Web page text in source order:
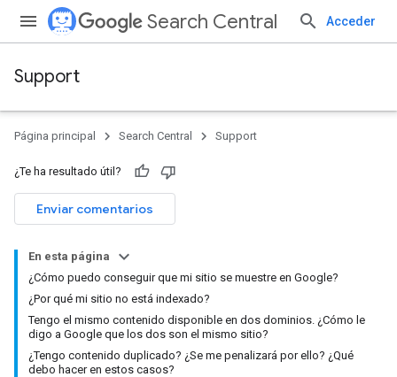
Search Central Acceder
Support
Página principal Search Central Support
¿Te ha resultado útil?
Enviar comentarios
En esta página
¿Cómo puedo conseguir que mi sitio se muestre en Google?
¿Por qué mi sitio no está indexado?
Tengo el mismo contenido disponible en dos dominios. ¿Cómo le
digo a Google que los dos son el mismo sitio?
¿Tengo contenido duplicado? ¿Se me penalizará por ello? ¿Qué
debo hacer en estos casos?